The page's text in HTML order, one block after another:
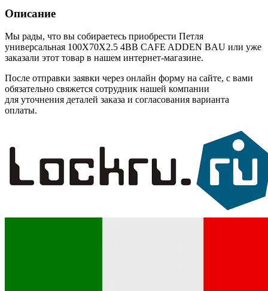
Описание
Мы рады, что вы собираетесь приобрести Петля
универсальная 100X70X2.5 4BB CAFE ADDEN BAU или уже
заказали этот товар в нашем интернет-магазине.
После отправки заявки через онлайн форму на сайте, с вами
обязательно свяжется сотрудник нашей компании
для уточнения деталей заказа и согласования варианта
оплаты.